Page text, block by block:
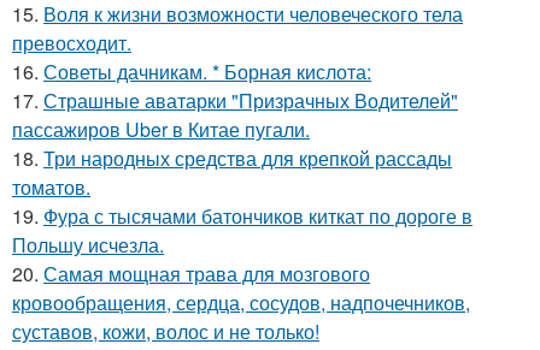
15. Воля к жизни возможности человеческого тела
превосходит.
16. Советы дачникам. * Борная кислота:
17. Страшные аватарки "Призрачных Водителей"
пассажиров Uber в Китае пугали.
18. Три народных средства для крепкой рассады
томатов.
19. Фура с тысячами батончиков киткат по дороге в
Польшу исчезла.
20. Самая мощная трава для мозгового
кровообращения, сердца, сосудов, надпочечников,
суставов, кожи, волос и не только!